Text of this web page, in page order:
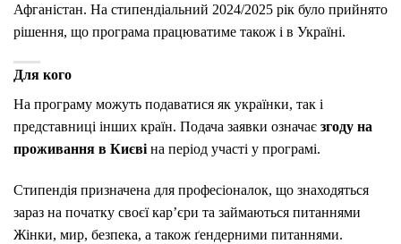
Афганістан. На стипендіальний 2024/2025 рік було прийнято
рішення, що програма працюватиме також і в Україні.
Для кого
На програму можуть подаватися як українки, так і
представниці інших країн. Подача заявки означає згоду на
проживання в Києвіна період участі у програмі.
Стипендія призначена для професіоналок, що знаходяться
зараз на початку своєї кар’єри та займаються питаннями
Жінки, мир, безпека, а також ґендерними питаннями.